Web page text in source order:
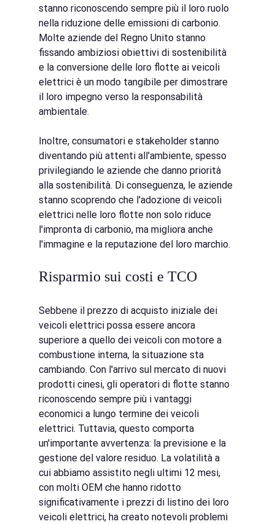
stanno riconoscendo sempre più il loro ruolo
nella riduzione delle emissioni di carbonio.
Molte aziende del Regno Unito stanno
fissando ambiziosi obiettivi di sostenibilità
e la conversione delle loro flotte ai veicoli
elettrici è un modo tangibile per dimostrare
il loro impegno verso la responsabilità
ambientale.
Inoltre, consumatori e stakeholder stanno
diventando più attenti all'ambiente, spesso
privilegiando le aziende che danno priorità
alla sostenibilità. Di conseguenza, le aziende
stanno scoprendo che l'adozione di veicoli
elettrici nelle loro flotte non solo riduce
l'impronta di carbonio, ma migliora anche
l'immagine e la reputazione del loro marchio.
Risparmio sui costi e TCO
Sebbene il prezzo di acquisto iniziale dei
veicoli elettrici possa essere ancora
superiore a quello dei veicoli con motore a
combustione interna, la situazione sta
cambiando. Con l'arrivo sul mercato di nuovi
prodotti cinesi, gli operatori di flotte stanno
riconoscendo sempre più i vantaggi
economici a lungo termine dei veicoli
elettrici. Tuttavia, questo comporta
un'importante avvertenza: la previsione e la
gestione del valore residuo. La volatilità a
cui abbiamo assistito negli ultimi 12 mesi,
con molti OEM che hanno ridotto
significativamente i prezzi di listino dei loro
veicoli elettrici, ha creato notevoli problemi